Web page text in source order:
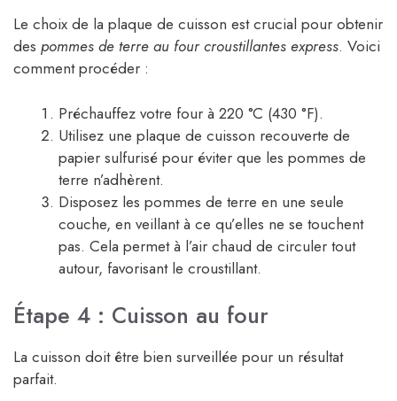
Le choix de la plaque de cuisson est crucial pour obtenir
des pommes de terre au four croustillantes express. Voici
comment procéder :
Préchauffez votre four à 220 °C (430 °F).
Utilisez une plaque de cuisson recouverte de
papier sulfurisé pour éviter que les pommes de
terre n’adhèrent.
Disposez les pommes de terre en une seule
couche, en veillant à ce qu’elles ne se touchent
pas. Cela permet à l’air chaud de circuler tout
autour, favorisant le croustillant.
Étape 4 : Cuisson au four
La cuisson doit être bien surveillée pour un résultat
parfait.